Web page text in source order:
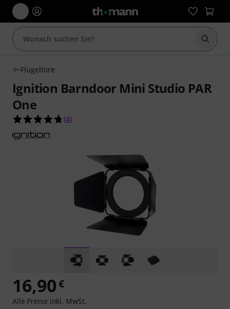
Suche
Flügeltore
Ignition Barndoor Mini Studio PAR
One
4.8 von 5 Sternen aus 4 Kundenbewertungen
(4)
16,90€
Alle Preise inkl. MwSt.